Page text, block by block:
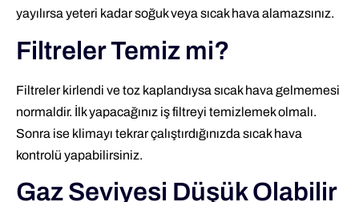
yayılırsa yeteri kadar soğuk veya sıcak hava alamazsınız.
Filtreler Temiz mi?
Filtreler kirlendi ve toz kaplandıysa sıcak hava gelmemesi
normaldir. İlk yapacağınız iş filtreyi temizlemek olmalı.
Sonra ise klimayı tekrar çalıştırdığınızda sıcak hava
kontrolü yapabilirsiniz.
Gaz Seviyesi Düşük Olabilir